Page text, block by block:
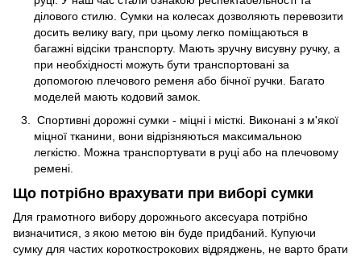
ділового стилю. Сумки на колесах дозволяють перевозити
досить велику вагу, при цьому легко поміщаються в
багажні відсіки транспорту. Мають зручну висувну ручку, а
при необхідності можуть бути транспортовані за
допомогою плечового ременя або бічної ручки. Багато
моделей мають кодовий замок.
Спортивні дорожні сумки - міцні і місткі. Виконані з м'якої
міцної тканини, вони відрізняються максимальною
легкістю. Можна транспортувати в руці або на плечовому
ремені.
Що потрібно врахувати при виборі сумки
Для грамотного вибору дорожнього аксесуара потрібно
визначитися, з якою метою він буде придбаний. Купуючи
сумку для частих короткострокових відряджень, не варто брати